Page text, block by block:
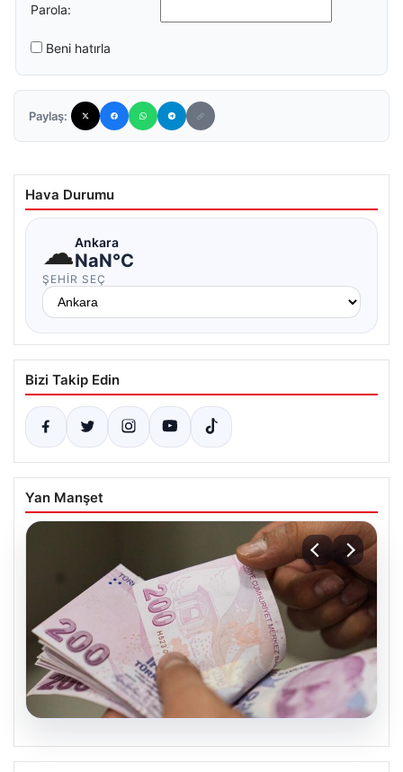
Parola:
Beni hatırla
Paylaş:
Hava Durumu
☁Ankara
NaN°C
ŞEHIR SEÇ
Bizi Takip Edin
Yan Manşet
05.08.2026
2026 Kurban Bayramı Emekli